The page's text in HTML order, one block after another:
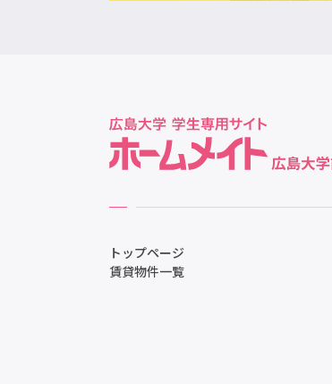
トップページ
賃貸物件一覧